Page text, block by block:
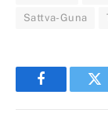
Sattva-Guna
Facebook